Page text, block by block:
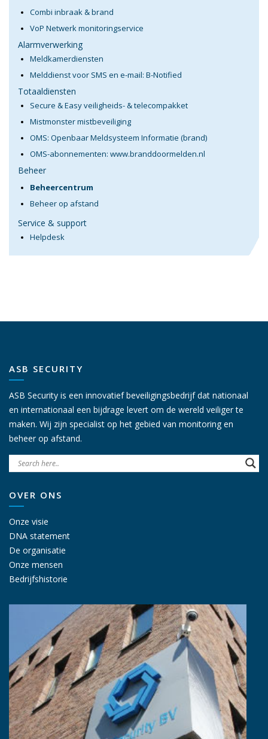
Combi inbraak & brand
VoP Netwerk monitoringservice
Alarmverwerking
Meldkamerdiensten
Melddienst voor SMS en e-mail: B-Notified
Totaaldiensten
Secure & Easy veiligheids- & telecompakket
Mistmonster mistbeveiliging
OMS: Openbaar Meldsysteem Informatie (brand)
OMS-abonnementen: www.branddoormelden.nl
Beheer
Beheercentrum
Beheer op afstand
Service & support
Helpdesk
ASB SECURITY
ASB Security is een innovatief beveiligingsbedrijf dat nationaal
en internationaal een bijdrage levert om de wereld veiliger te
maken. Wij zijn specialist op het gebied van monitoring en
beheer op afstand.
OVER ONS
Onze visie
DNA statement
De organisatie
Onze mensen
Bedrijfshistorie